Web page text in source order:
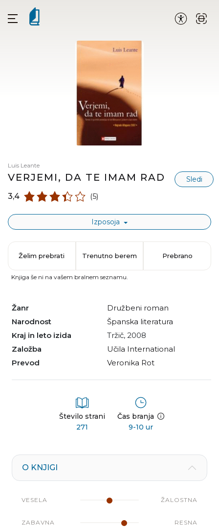
Luis Leante
VERJEMI, DA TE IMAM RAD Sledi
3,4 (5)
Izposoja
Žanr
družbeni roman
Narodnost
španska literatura
Kraj in leto izida
Tržič, 2008
Založba
Učila International
Prevod
Veronika Rot
Število strani
271
Čas branja
9-10 ur
Želim prebrati Trenutno berem Prebrano
Knjiga še ni na vašem bralnem seznamu.
O KNJIGI
VESELA ŽALOSTNA
ZABAVNA RESNA